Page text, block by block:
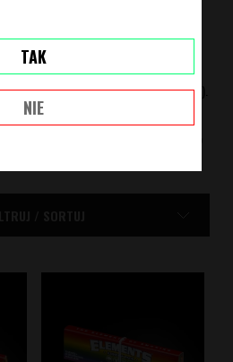
ryżowe wykonane z czystego
liderem w produkcji bletek z
Elements
po sobie popiołu (z wyjątkiem
akacjowej zamieniającej się w karmel).
ryżowe w wielu rozmiarach, bletki
w formie gotowych skręconych już
się, dlaczego bibułki Elements to
TAK
NIE